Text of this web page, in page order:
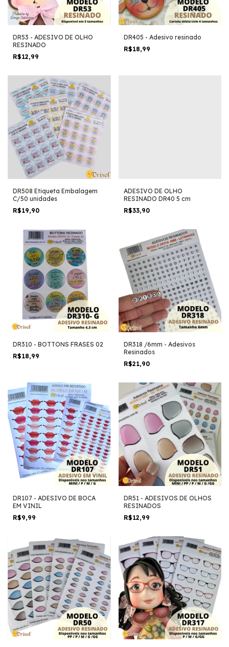
DR53 - ADESIVO DE OLHO
RESINADO
R$12,99
DR405 - Adesivo resinado
R$18,99
DR508 Etiqueta Embalagem
C/50 unidades
R$19,90
ADESIVO DE OLHO
RESINADO DR40 5 cm
R$33,90
DR310 - BOTTONS FRASES 02
R$18,99
DR318 /6mm - Adesivos
Resinados
R$21,90
DR107 - ADESIVO DE BOCA
EM VINIL
R$9,99
DR51 - ADESIVOS DE OLHOS
RESINADOS
R$12,99